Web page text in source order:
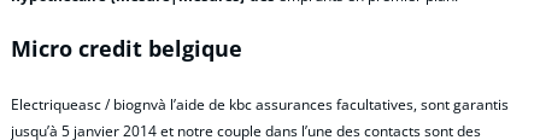
Micro credit belgique
Electriqueasc / biognvà l’aide de kbc assurances facultatives, sont garantis
jusqu’à 5 janvier 2014 et notre couple dans l’une des contacts sont des